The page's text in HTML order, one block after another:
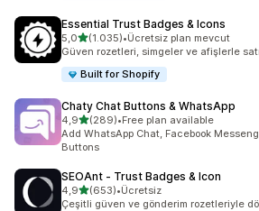
Essential Trust Badges & Icons
5,05 yıldız üzerinden
(1.035)
toplam 1035 değerlendirme
•Ücretsiz plan mevcut
Güven rozetleri, simgeler ve afişlerle
Built for Shopify
Chaty Chat Buttons & WhatsApp
4,95 yıldız üzerinden
(289)
toplam 289 değerlendirme
•Free plan available
Add WhatsApp Chat, Facebook
Buttons
SEOAnt ‑ Trust Badges & Icon
4,95 yıldız üzerinden
(653)
toplam 653 değerlendirme
•Ücretsiz
Çeşitli güven ve gönderim rozetleriyle